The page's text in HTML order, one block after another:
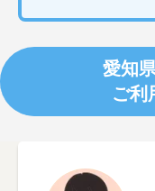
愛知
ご利